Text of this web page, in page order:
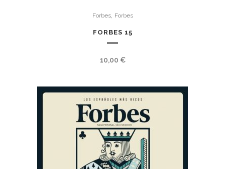
Forbes, Forbes
FORBES 15
10,00 €